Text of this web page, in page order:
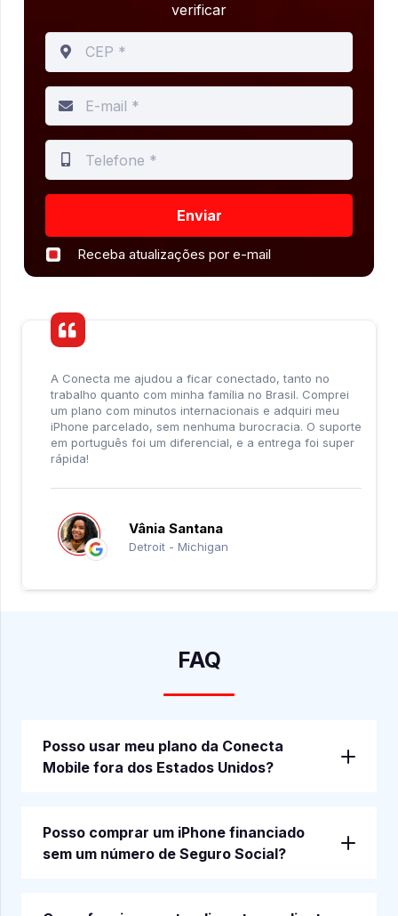
verificar
Enviar
Receba atualizações por e-mail
A Conecta me ajudou a ficar conectado, tanto no
trabalho quanto com minha família no Brasil. Comprei
um plano com minutos internacionais e adquiri meu
iPhone parcelado, sem nenhuma burocracia. O suporte
em português foi um diferencial, e a entrega foi super
rápida!
Vânia Santana
Detroit - Michigan
FAQ
Posso usar meu plano da Conecta
Mobile fora dos Estados Unidos?
Posso comprar um iPhone financiado
sem um número de Seguro Social?